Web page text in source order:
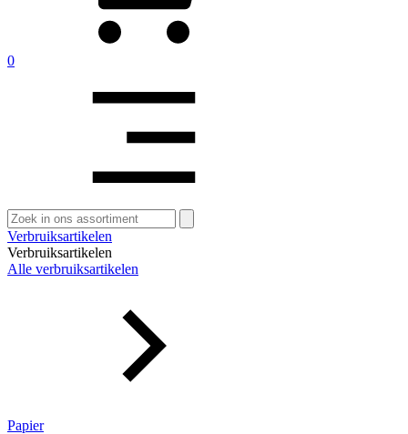
0
Zoeken
naar:
Verbruiksartikelen
Verbruiksartikelen
Alle verbruiksartikelen
Papier